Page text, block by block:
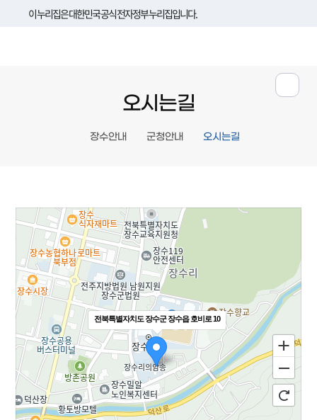
이 누리집은 대한민국 공식 전자정부 누리집입니다.
오시는길
장수안내 군청안내 오시는길
전북특별자치도 장수군 장수읍 호비로 10